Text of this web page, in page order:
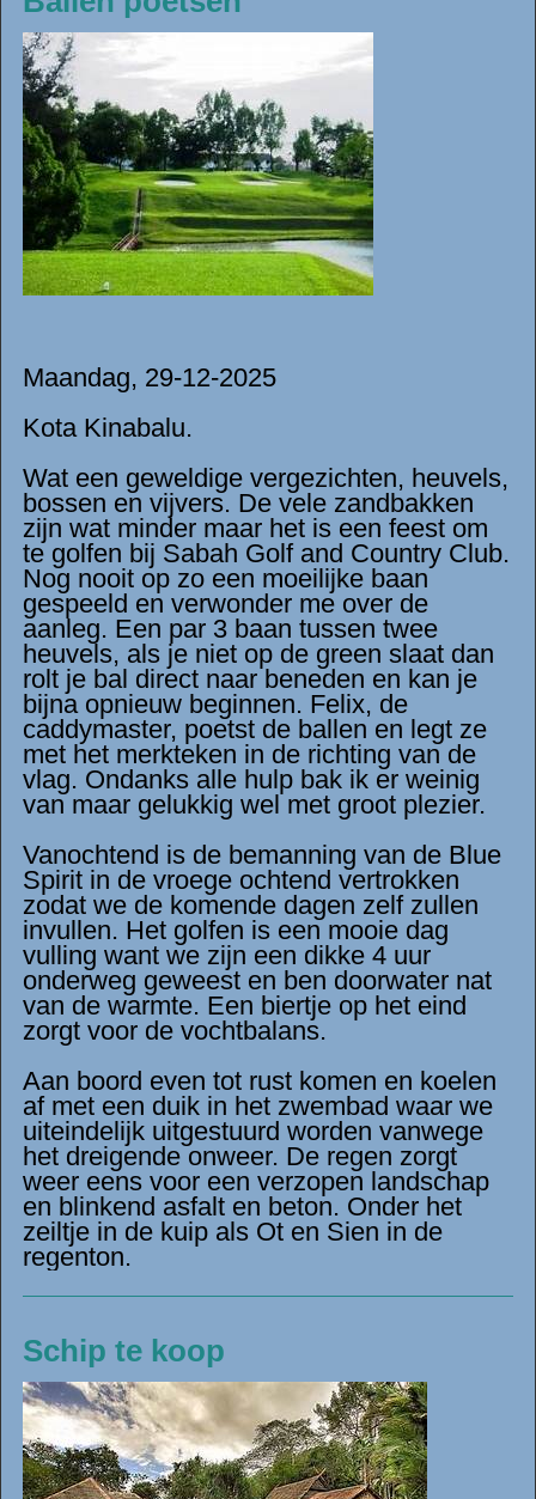
Maandag, 29-12-2025
Kota Kinabalu.
Wat een geweldige vergezichten, heuvels,
bossen en vijvers. De vele zandbakken
zijn wat minder maar het is een feest om
te golfen bij Sabah Golf and Country Club.
Nog nooit op zo een moeilijke baan
gespeeld en verwonder me over de
aanleg. Een par 3 baan tussen twee
heuvels, als je niet op de green slaat dan
rolt je bal direct naar beneden en kan je
bijna opnieuw beginnen. Felix, de
caddymaster, poetst de ballen en legt ze
met het merkteken in de richting van de
vlag. Ondanks alle hulp bak ik er weinig
van maar gelukkig wel met groot plezier.
Vanochtend is de bemanning van de Blue
Spirit in de vroege ochtend vertrokken
zodat we de komende dagen zelf zullen
invullen. Het golfen is een mooie dag
vulling want we zijn een dikke 4 uur
onderweg geweest en ben doorwater nat
van de warmte. Een biertje op het eind
zorgt voor de vochtbalans.
Aan boord even tot rust komen en koelen
af met een duik in het zwembad waar we
uiteindelijk uitgestuurd worden vanwege
het dreigende onweer. De regen zorgt
weer eens voor een verzopen landschap
en blinkend asfalt en beton. Onder het
zeiltje in de kuip als Ot en Sien in de
regenton.
Schip te koop